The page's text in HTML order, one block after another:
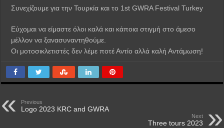
Συνεχίζουμε για την Τουρκία και το 1st GWRA Festival Turkey
Εύχομαι να είμαστε όλοι καλά και κάποια στιγμή στο άμεσο
μέλλον να ξανασυναντηθούμε.
Οι μοτοσικλετιστές δεν λέμε ποτέ Αντίο αλλά καλή Αντάμωση!
Previous
Logo 2023 KRC and GWRA
Next
Three tours 2023